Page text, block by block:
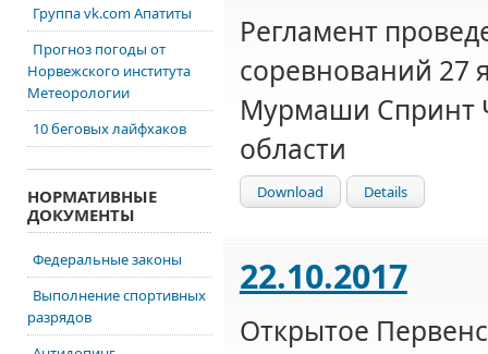
Регламент
соревнований 27
Мурмаши Спринт
области
Download Details
22.10.2017
Открытое
Группа vk.com Апатиты
Прогноз погоды от
Норвежского института
Метеорологии
10 беговых лайфхаков
НОРМАТИВНЫЕ
ДОКУМЕНТЫ
Федеральные законы
Выполнение спортивных
разрядов